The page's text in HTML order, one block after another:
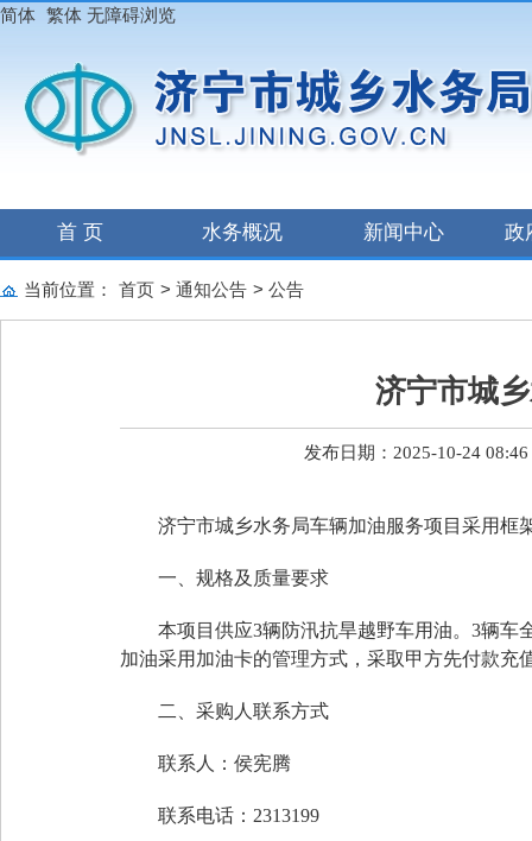
简体 繁体 无障碍浏览
首 页 水务概况 新闻中心 政
当前位置： 首页 > 通知公告 > 公告
济宁市城
发布日期：2025-10-24 08:46
济宁市城乡水务局车辆加油服务项目采用框
一、规格及质量要求
本项目供应3辆防汛抗旱越野车用油。3辆车
加油采用加油卡的管理方式，采取甲方先付款充
二、采购人联系方式
联系人：侯宪腾
联系电话：2313199